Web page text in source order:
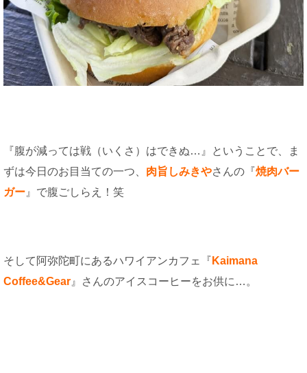
『腹が減っては戦（いくさ）はできぬ…』ということで、ま
ずは今日のお目当ての一つ、 肉旨しみきやさんの『焼肉バー
ガー 』で腹ごしらえ！笑
そして阿弥陀町にあるハワイアンカフェ『 Kaimana
Coffee&Gear 』さんのアイスコーヒーをお供に…。